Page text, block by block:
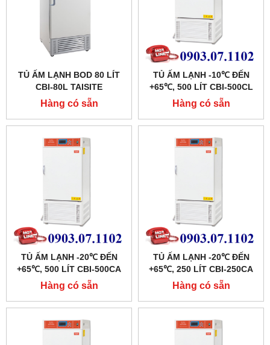
TỦ ẤM LẠNH BOD 80 LÍT
CBI-80L TAISITE
Hàng có sẵn
TỦ ẤM LẠNH -10℃ ĐẾN
+65℃, 500 LÍT CBI-500CL
HÃNG TAISITE
Hàng có sẵn
TỦ ẤM LẠNH -20℃ ĐẾN
+65℃, 500 LÍT CBI-500CA
HÃNG TAISITE
Hàng có sẵn
TỦ ẤM LẠNH -20℃ ĐẾN
+65℃, 250 LÍT CBI-250CA
HÃNG TAISITE
Hàng có sẵn